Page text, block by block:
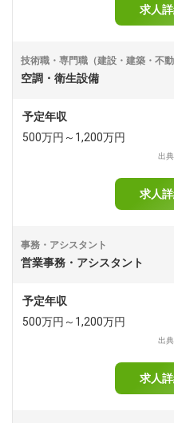
求人
技術職・専門職（建設・建築・不
空調・衛生設備
予定年収
500万円～1,200万円
出
求人
事務・アシスタント
営業事務・アシスタント
予定年収
500万円～1,200万円
出
求人